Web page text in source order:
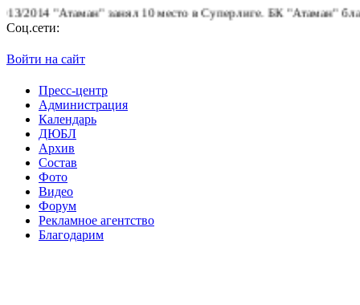
"Атаман" занял 10 место в Суперлиге.БК "Атаман"
Соц.сети:
Войти на сайт
Пресс-центр
Администрация
Календарь
ДЮБЛ
Архив
Состав
Фото
Видео
Форум
Рекламное агентство
Благодарим